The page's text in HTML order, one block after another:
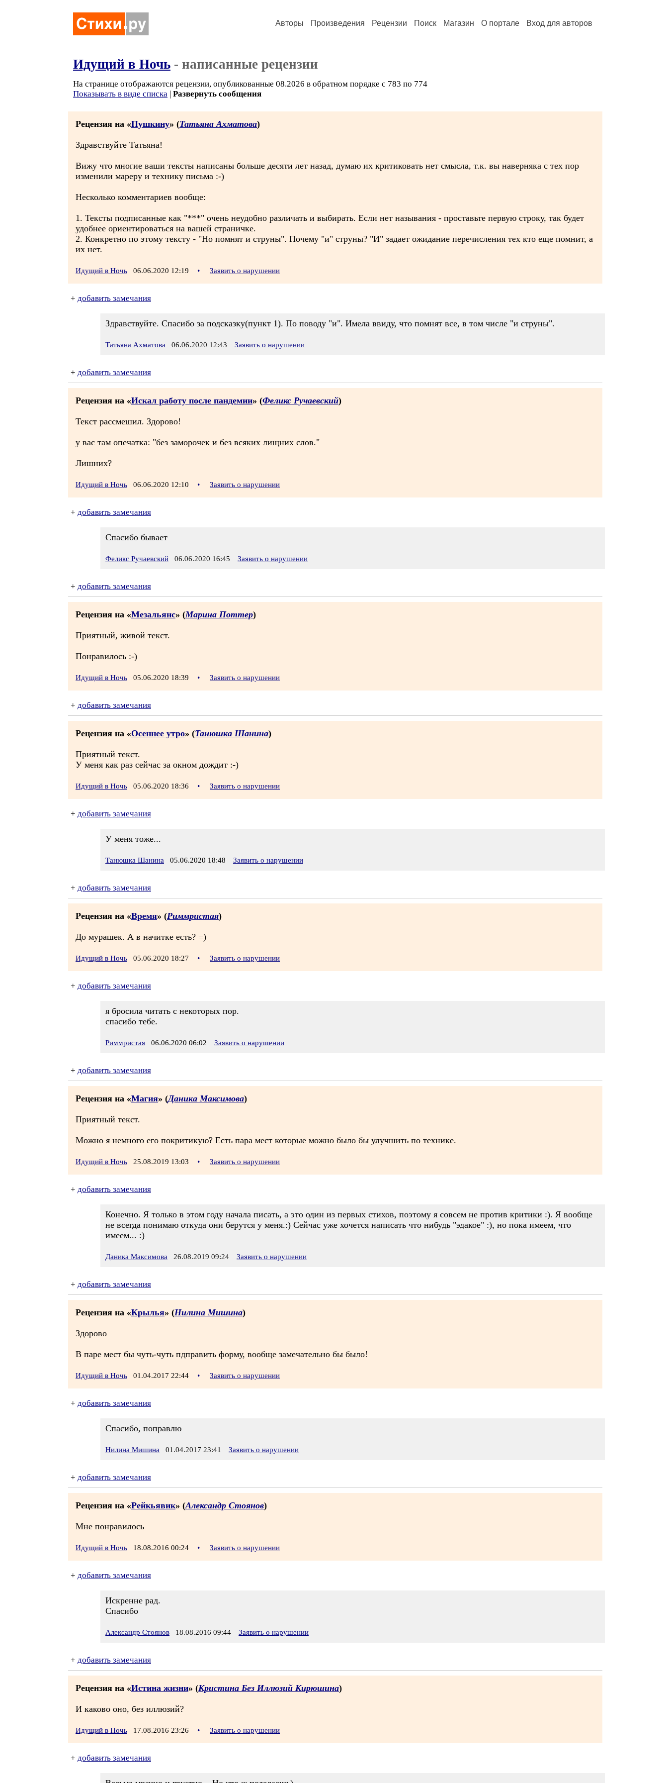
Авторы Произведения Рецензии Поиск Магазин О портале Вход для авторов
Идущий в Ночь - написанные рецензии
На странице отображаются рецензии, опубликованные 08.2026 в обратном порядке с 783 по 774
Показывать в виде списка | Развернуть сообщения
Рецензия на «Пушкину» (Татьяна Ахматова)
Здравствуйте Татьяна!
Вижу что многие ваши тексты написаны больше десяти лет назад, думаю их критиковать нет смысла, т.к. вы наверняка с тех пор
изменили мареру и технику письма :-)
Несколько комментариев вообще:
1. Тексты подписанные как "***" очень неудобно различать и выбирать. Если нет называния - проставьте первую строку, так будет
удобнее ориентироваться на вашей страничке.
2. Конкретно по этому тексту - "Но помнят и струны". Почему "и" струны? "И" задает ожидание перечисления тех кто еще помнит, а
их нет.
Идущий в Ночь 06.06.2020 12:19 • Заявить о нарушении
+ добавить замечания
Здравствуйте. Спасибо за подсказку(пункт 1). По поводу "и". Имела ввиду, что помнят все, в том числе "и струны".
Татьяна Ахматова 06.06.2020 12:43 Заявить о нарушении
+ добавить замечания
Рецензия на «Искал работу после пандемии» (Феликс Ручаевский)
Текст рассмешил. Здорово!
у вас там опечатка: "без заморочек и без всяких лищних слов."
Лишних?
Идущий в Ночь 06.06.2020 12:10 • Заявить о нарушении
+ добавить замечания
Спасибо бывает
Феликс Ручаевский 06.06.2020 16:45 Заявить о нарушении
+ добавить замечания
Рецензия на «Мезальянс» (Марина Поттер)
Приятный, живой текст.
Понравилось :-)
Идущий в Ночь 05.06.2020 18:39 • Заявить о нарушении
+ добавить замечания
Рецензия на «Осеннее утро» (Танюшка Шанина)
Приятный текст.
У меня как раз сейчас за окном дождит :-)
Идущий в Ночь 05.06.2020 18:36 • Заявить о нарушении
+ добавить замечания
У меня тоже...
Танюшка Шанина 05.06.2020 18:48 Заявить о нарушении
+ добавить замечания
Рецензия на «Время» (Риммристая)
До мурашек. А в начитке есть? =)
Идущий в Ночь 05.06.2020 18:27 • Заявить о нарушении
+ добавить замечания
я бросила читать с некоторых пор.
спасибо тебе.
Риммристая 06.06.2020 06:02 Заявить о нарушении
+ добавить замечания
Рецензия на «Магия» (Даника Максимова)
Приятный текст.
Можно я немного его покритикую? Есть пара мест которые можно было бы улучшить по технике.
Идущий в Ночь 25.08.2019 13:03 • Заявить о нарушении
+ добавить замечания
Конечно. Я только в этом году начала писать, а это один из первых стихов, поэтому я совсем не против критики :). Я вообще
не всегда понимаю откуда они берутся у меня.:) Сейчас уже хочется написать что нибудь "эдакое" :), но пока имеем, что
имеем... :)
Даника Максимова 26.08.2019 09:24 Заявить о нарушении
+ добавить замечания
Рецензия на «Крылья» (Нилина Мишина)
Здорово
В паре мест бы чуть-чуть пдправить форму, вообще замечательно бы было!
Идущий в Ночь 01.04.2017 22:44 • Заявить о нарушении
+ добавить замечания
Спасибо, поправлю
Нилина Мишина 01.04.2017 23:41 Заявить о нарушении
+ добавить замечания
Рецензия на «Рейкьявик» (Александр Стоянов)
Мне понравилось
Идущий в Ночь 18.08.2016 00:24 • Заявить о нарушении
+ добавить замечания
Искренне рад.
Спасибо
Александр Стоянов 18.08.2016 09:44 Заявить о нарушении
+ добавить замечания
Рецензия на «Истина жизни» (Кристина Без Иллюзий Кирюшина)
И каково оно, без иллюзий?
Идущий в Ночь 17.08.2016 23:26 • Заявить о нарушении
+ добавить замечания